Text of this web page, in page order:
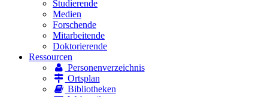
Studierende
Medien
Forschende
Mitarbeitende
Doktorierende
Ressourcen
Personenverzeichnis
Ortsplan
Bibliotheken